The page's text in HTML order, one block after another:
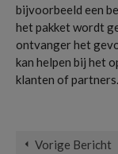
bijvoorbeeld een
het pakket wordt
ontvanger het
kan helpen bij het
klanten of partners.
Vorige Bericht